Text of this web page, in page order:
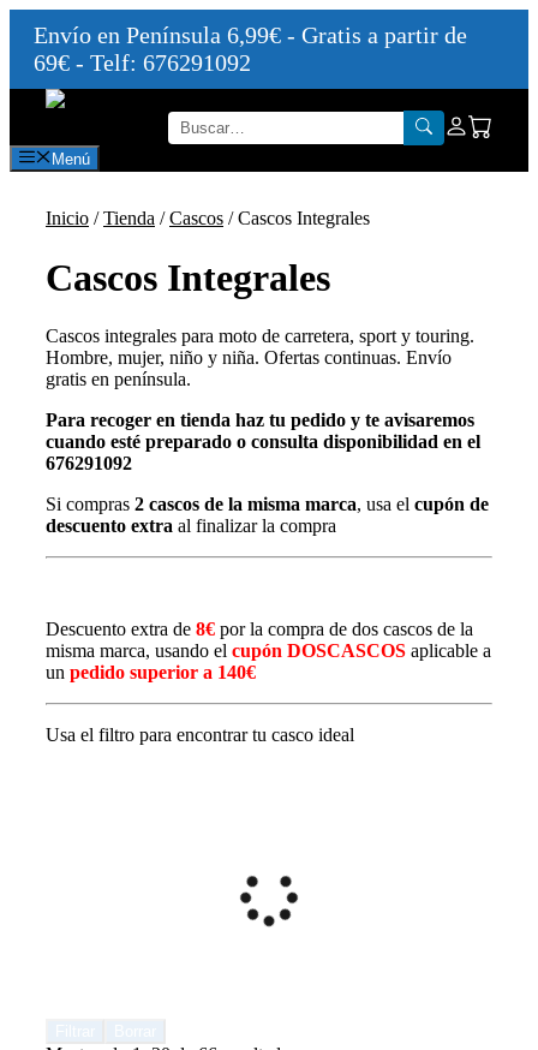
Envío en Península 6,99€ - Gratis a partir de
69€ - Telf: 676291092
Saltar
contenido
Menú
Inicio /Tienda /Cascos / Cascos Integrales
Cascos Integrales
Cascos integrales para moto de carretera, sport y touring.
Hombre, mujer, niño y niña. Ofertas continuas. Envío
gratis en península.
Para recoger en tienda haz tu pedido y te avisaremos
cuando esté preparado o consulta disponibilidad en el
676291092
Si compras 2 cascos de la misma marca, usa el cupón de
descuento extra al finalizar la compra
Descuento extra de 8€ por la compra de dos cascos de la
misma marca, usando el cupón DOSCASCOS aplicable a
un pedido superior a 140€
Usa el filtro para encontrar tu casco ideal